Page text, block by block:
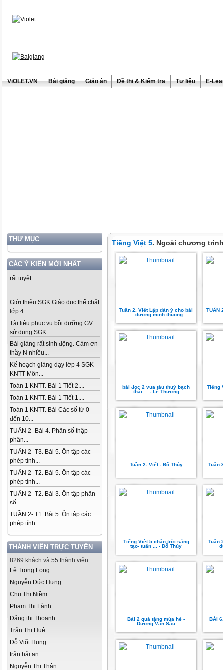
ViOLET.VN Bài giảng Giáo án Đề thi & Kiểm tra Tư liệu E-
THƯ MỤC
CÁC Ý KIẾN MỚI NHẤT
rất tuyệt...
...
Giới thiệu SGK Giáo dục thể chất
lớp 4...
Tài liệu phục vụ bồi dưỡng GV
sử dụng SGK...
Bài giảng rất sinh động. Cảm ơn
thầy N nhiều...
Kế hoạch giảng dạy lớp 4 SGK -
KNTT Môn...
Toán 1 KNTT. Bài 1 Tiết 2....
Toán 1 KNTT. Bài 1 Tiết 1....
Toán 1 KNTT. Bài Các số từ 0
đến 10...
TUẦN 2- Bài 4. Phân số thập
phân...
TUẦN 2- T3. Bài 5. Ôn tập các
phép tính...
TUẦN 2- T2. Bài 5. Ôn tập các
phép tính...
TUẦN 2- T2. Bài 3. Ôn tập phân
số...
TUẦN 2- T1. Bài 5. Ôn tập các
phép tính...
THÀNH VIÊN TRỰC TUYẾN
8269 khách và 55 thành viên
Lê Trọng Long
Nguyễn Đức Hưng
Chu Thị Niềm
Phạm Thị Lành
Đặng thị Thoanh
Trần Thị Huệ
Đỗ Viõt Hung
trần hải an
Nguyễn Thị Thân
Tiếng Việt 5. Ngoài chương
Tuần 2. Viết Lập dàn ý cho bài
... dương minh thuong
TUẦN
bài đọc 2 vua tàu thuỷ bạch
thái ... - Lê Thương
Tiếng
Tuần 2- Viết - Đỗ Thủy Tuần
Tiếng Việt 5 chân trời sáng
tạo- tuần ... - Đỗ Thủy
Tuần
Bài 2 quà tặng mùa hè -
Dương Văn Sáu
BÀI